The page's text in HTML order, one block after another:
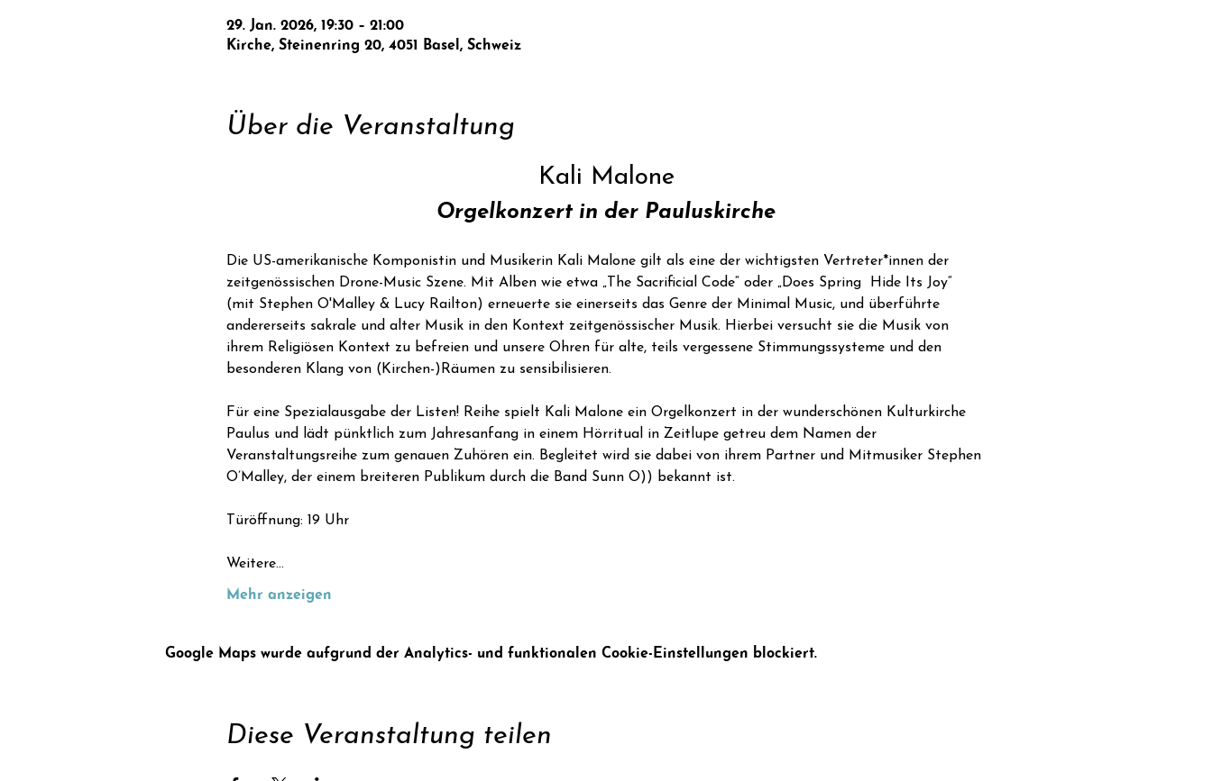
29. Jan. 2026, 19:30 – 21:00
Kirche, Steinenring 20, 4051 Basel, Schweiz
Über die Veranstaltung
Kali Malone
Orgelkonzert in der Pauluskirche
Die US-amerikanische Komponistin und Musikerin Kali Malone gilt als eine der wichtigsten Vertreter*innen der
zeitgenössischen Drone-Music Szene. Mit Alben wie etwa „The Sacrificial Code“ oder „Does Spring  Hide Its Joy“
(mit Stephen O'Malley & Lucy Railton) erneuerte sie einerseits das Genre der Minimal Music, und überführte
andererseits sakrale und alter Musik in den Kontext zeitgenössischer Musik. Hierbei versucht sie die Musik von
ihrem Religiösen Kontext zu befreien und unsere Ohren für alte, teils vergessene Stimmungssysteme und den
besonderen Klang von (Kirchen-)Räumen zu sensibilisieren.
Für eine Spezialausgabe der Listen! Reihe spielt Kali Malone ein Orgelkonzert in der wunderschönen Kulturkirche
Paulus und lädt pünktlich zum Jahresanfang in einem Hörritual in Zeitlupe getreu dem Namen der
Veranstaltungsreihe zum genauen Zuhören ein. Begleitet wird sie dabei von ihrem Partner und Mitmusiker Stephen
O’Malley, der einem breiteren Publikum durch die Band Sunn O)) bekannt ist.
Türöffnung: 19 Uhr
Weitere…
Mehr anzeigen
Google Maps wurde aufgrund der Analytics- und funktionalen Cookie-Einstellungen blockiert.
Diese Veranstaltung teilen